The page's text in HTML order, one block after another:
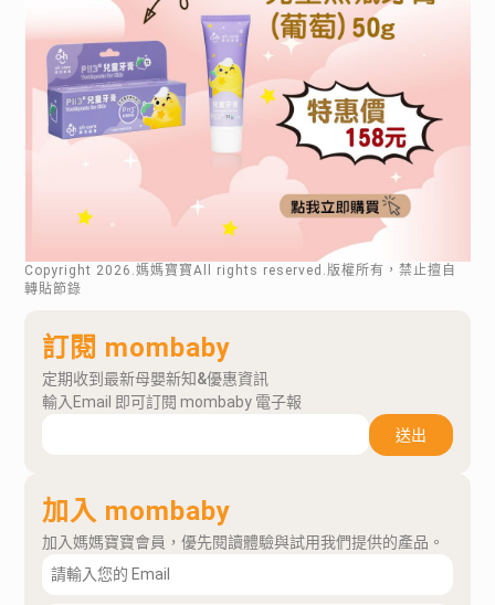
Copyright 2026 .媽媽寶寶All rights reserved.版權所有，禁止擅自
轉貼節錄
訂閱 mombaby
定期收到最新母嬰新知&優惠資訊
輸入Email 即可訂閱 mombaby 電子報
送出
加入 mombaby
加入媽媽寶寶會員，優先閱讀體驗與試用我們提供的產品。